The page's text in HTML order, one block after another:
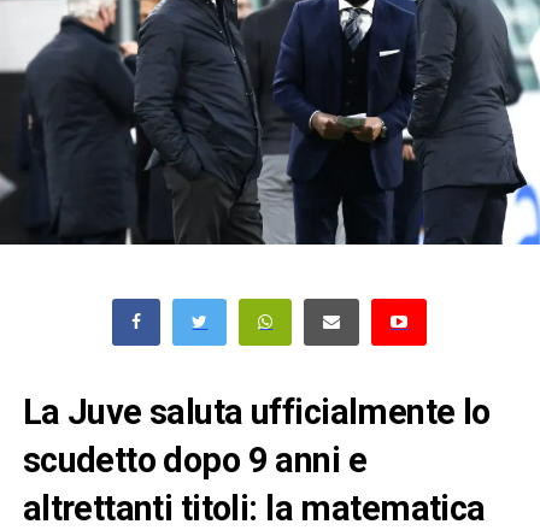
La Juve saluta ufficialmente lo
scudetto dopo 9 anni e
altrettanti titoli: la matematica